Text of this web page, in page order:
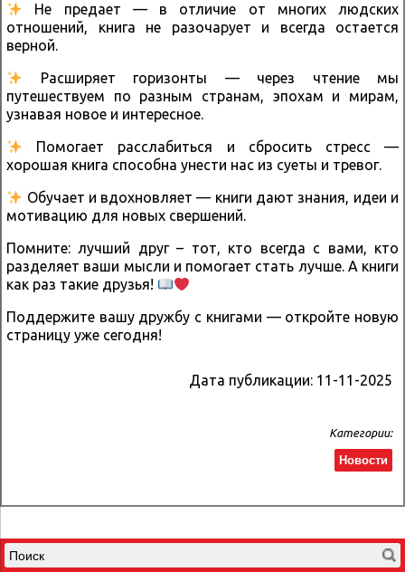
Не предает — в отличие от многих людских
отношений, книга не разочарует и всегда остается
верной.
Расширяет горизонты — через чтение мы
путешествуем по разным странам, эпохам и мирам,
узнавая новое и интересное.
Помогает расслабиться и сбросить стресс —
хорошая книга способна унести нас из суеты и тревог.
Обучает и вдохновляет — книги дают знания, идеи и
мотивацию для новых свершений.
Помните: лучший друг – тот, кто всегда с вами, кто
разделяет ваши мысли и помогает стать лучше. А книги
как раз такие друзья!
Поддержите вашу дружбу с книгами — откройте новую
страницу уже сегодня!
Дата публикации: 11-11-2025
Категории:
Новости